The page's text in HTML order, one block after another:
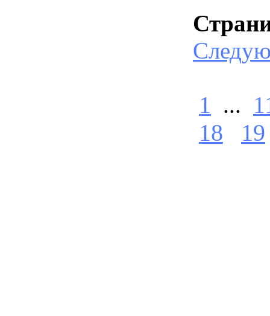
1 ...
18
19